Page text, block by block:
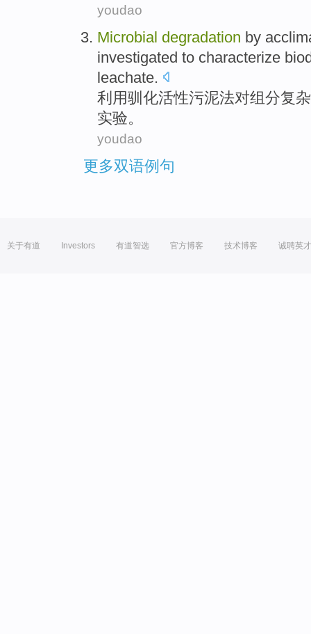
youdao
Microbial degradation by
investigated to characterize
leachate.
利用驯化活性污泥法对组分复杂
实验。
youdao
更多双语例句
关于有道 Investors 有道智选 官方博客 技术博客 诚聘英才